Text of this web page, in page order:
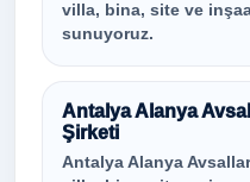
villa, bina, site ve
sunuyoruz.
Antalya Alanya
Şirketi
Antalya Alanya